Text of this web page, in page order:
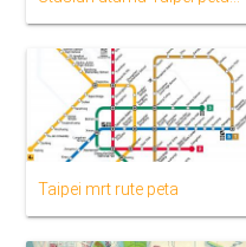
Taipei mrt rute peta